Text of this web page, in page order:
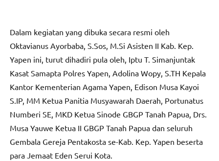
Dalam kegiatan yang dibuka secara resmi oleh
Oktavianus Ayorbaba, S.Sos, M.Si Asisten II Kab. Kep.
Yapen ini, turut dihadiri pula oleh, Iptu T. Simanjuntak
Kasat Samapta Polres Yapen, Adolina Wopy, S.TH Kepala
Kantor Kementerian Agama Yapen, Edison Musa Kayoi
S.IP, MM Ketua Panitia Musyawarah Daerah, Portunatus
Numberi SE, MKD Ketua Sinode GBGP Tanah Papua, Drs.
Musa Yauwe Ketua II GBGP Tanah Papua dan seluruh
Gembala Gereja Pentakosta se-Kab. Kep. Yapen beserta
para Jemaat Eden Serui Kota.